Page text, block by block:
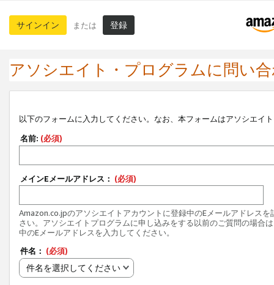
サインイン または 登録
アソシエイト・プログラムに問い
以下のフォームに入力してください。なお、本フォームはアソシエイ
名前: (必須)
メインEメールアドレス： (必須)
Amazon.co.jpのアソシエイトアカウントに登録中のEメールアドレスを
さい。アソシエイトプログラムに申し込みをする以前のご質問の場合
中のEメールアドレスを入力してください。
件名： (必須)
件名を選択してください